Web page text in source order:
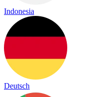
Indonesia
Deutsch